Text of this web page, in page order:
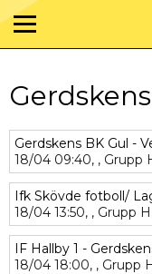
Gerdskens BK Gul -
18/04 09:40, , Grupp
Ifk Skövde fotboll/
18/04 13:50, , Grupp
IF Hallby 1 -
18/04 18:00, , Grupp